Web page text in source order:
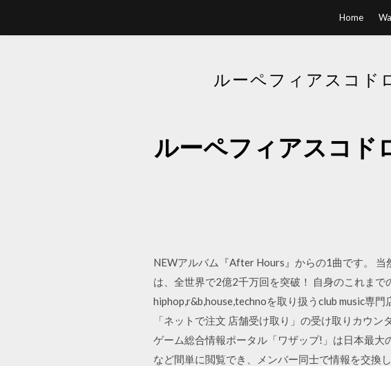
Home
ルーペフィアスコド
ルーペフィアスコド
NEWアルバム『After Hours』からの1曲です。
は、全世界で2億2千万回を突破！ 自身のこれまで
hiphop,r&b,house,technoを取り扱うclub music専
「ネットで注文 店舗受け取り」の受け取りカウ
ゲーム総合情報ポータル「ワザップ!」は日本最
など間単に閲覧でき、メンバー同士で情報を交換